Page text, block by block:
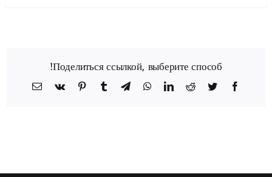
Поделиться ссылкой, выберите способ!
Facebook
Twitter
Reddit
LinkedIn
WhatsApp
Telegram
Tumblr
Pinterest
Vk
כתובת